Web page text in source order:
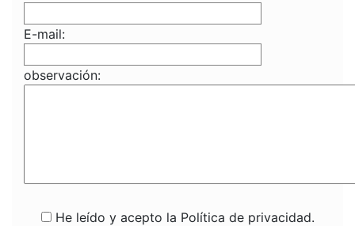
E-mail:
observación:
He leído y acepto la Política de privacidad.